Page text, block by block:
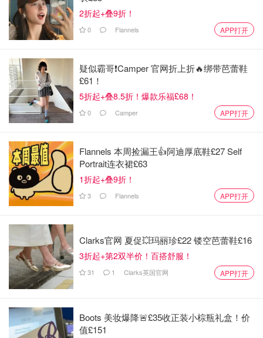
星哦~
2025年英国各大城市彩虹游行排期
全英活动列表戳
2025英国Pride Parade排期表
城市
伯明翰
约克
牛津
剑桥 6月14日
诺丁汉
卡迪夫 6月21日-6月22日
2折起+叠9折！
0 Flannels APP打开
疑似霸哥❗️Camper 官网折上折🔥绑带芭蕾鞋
£61！
5折起+叠8.5折！爆款乐福£68！
0 Camper APP打开
Flannels 本周捡漏王👍阿迪厚底鞋£27 Self
Portrait连衣裙£63
1折起+叠9折！
3 Flannels APP打开
Clarks官网 夏促💥玛丽珍£22 镂空芭蕾鞋£16
3折起+第2双半价！百搭舒服！
31 1 Clarks英国官网 APP打开
Boots 美妆爆降🚨£35收正装小棕瓶礼盒！价
值£151